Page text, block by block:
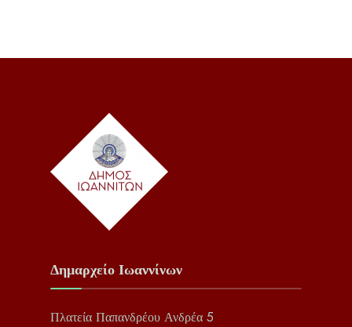
Δημαρχείο Ιωαννίνων
Πλατεία Παπανδρέου Ανδρέα 5